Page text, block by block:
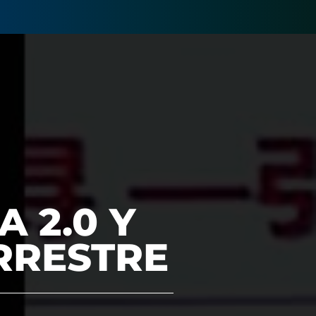
2.0 Y